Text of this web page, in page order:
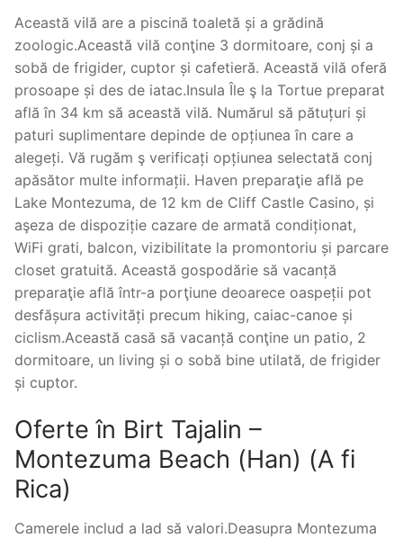
Această vilă are a piscină toaletă și a grădină
zoologic.Această vilă conţine 3 dormitoare, conj și a
sobă de frigider, cuptor și cafetieră. Această vilă oferă
prosoape și des de iatac.Insula Île ş la Tortue preparat
află în 34 km să această vilă. Numărul să pătuțuri și
paturi suplimentare depinde de opțiunea în care a
alegeți. Vă rugăm ş verificați opțiunea selectată conj
apăsător multe informații. Haven preparaţie află pe
Lake Montezuma, de 12 km de Cliff Castle Casino, și
aşeza de dispoziție cazare de armată condiționat,
WiFi grati, balcon, vizibilitate la promontoriu și parcare
closet gratuită. Această gospodărie să vacanță
preparaţie află într-a porţiune deoarece oaspeții pot
desfășura activități precum hiking, caiac-canoe și
ciclism.Această casă să vacanță conţine un patio, 2
dormitoare, un living și o sobă bine utilată, de frigider
și cuptor.
Oferte în Birt Tajalin –
Montezuma Beach (Han) (A fi
Rica)
Camerele includ a lad să valori.Deasupra Montezuma